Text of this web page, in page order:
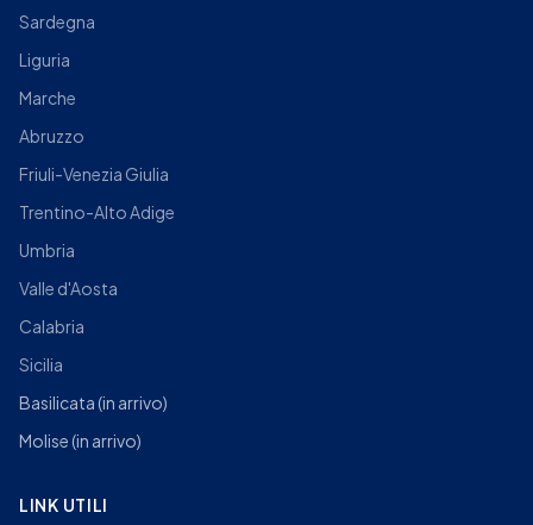
Sardegna
Liguria
Marche
Abruzzo
Friuli-Venezia Giulia
Trentino-Alto Adige
Umbria
Valle d'Aosta
Calabria
Sicilia
Basilicata(in arrivo)
Molise(in arrivo)
LINK UTILI